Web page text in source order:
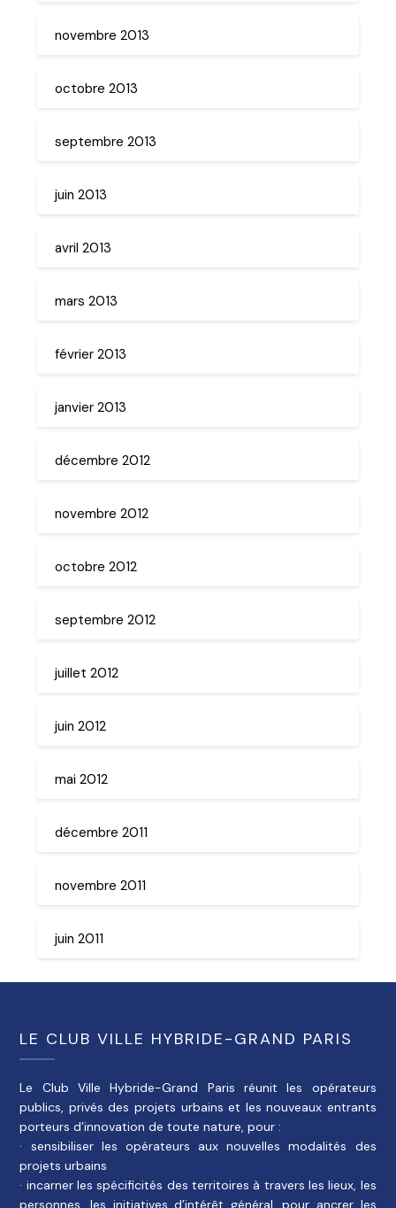
novembre 2013
octobre 2013
septembre 2013
juin 2013
avril 2013
mars 2013
février 2013
janvier 2013
décembre 2012
novembre 2012
octobre 2012
septembre 2012
juillet 2012
juin 2012
mai 2012
décembre 2011
novembre 2011
juin 2011
LE CLUB VILLE HYBRIDE-GRAND PARIS
Le Club Ville Hybride-Grand Paris réunit les opérateurs
publics, privés des projets urbains et les nouveaux entrants
porteurs d’innovation de toute nature, pour :
· sensibiliser les opérateurs aux nouvelles modalités des
projets urbains
· incarner les spécificités des territoires à travers les lieux, les
personnes, les initiatives d’intérêt général, pour ancrer les